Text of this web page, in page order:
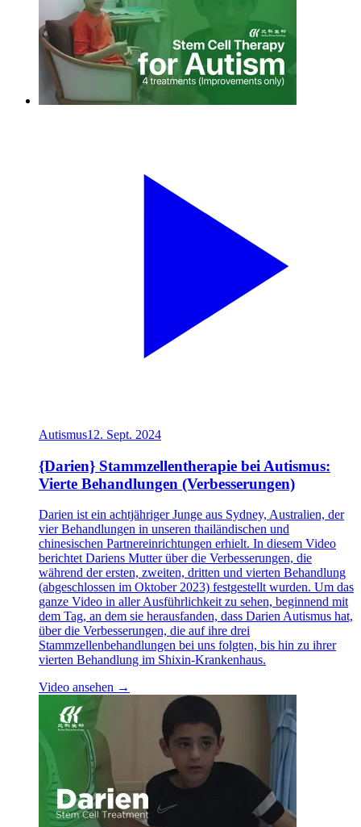
Autismus12. Sept. 2024
{Darien} Stammzellentherapie bei Autismus:
Vierte Behandlungen (Verbesserungen)
Darien ist ein achtjähriger Junge aus Sydney, Australien, der
vier Behandlungen in unseren thailändischen und
chinesischen Partnereinrichtungen erhielt. In diesem Video
berichtet Dariens Mutter über die Verbesserungen, die
während der ersten, zweiten, dritten und vierten Behandlung
(abgeschlossen im Oktober 2023) festgestellt wurden. Um das
ganze Video in aller Ausführlichkeit zu sehen, beginnend mit
dem Tag, an dem sie herausfanden, dass Darien Autismus hat,
über die Verbesserungen, die auf ihre drei
Stammzellenbehandlungen bei uns folgten, bis hin zu ihrer
vierten Behandlung im Shixin-Krankenhaus.
Video ansehen →